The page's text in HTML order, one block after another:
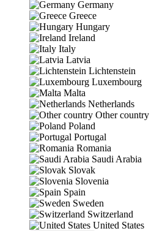
Germany
Greece
Hungary
Ireland
Italy
Latvia
Lichtenstein
Luxembourg
Malta
Netherlands
Other country
Poland
Portugal
Romania
Saudi Arabia
Slovak
Slovenia
Spain
Sweden
Switzerland
United States